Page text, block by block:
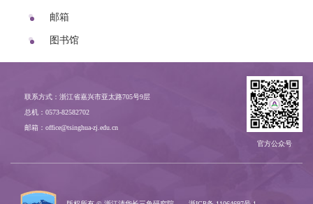
邮箱
图书馆
联系方式：浙江省嘉兴市亚太路705号9层
总机：0573-82582702
邮箱：office@tsinghua-zj.edu.cn
官方公众号